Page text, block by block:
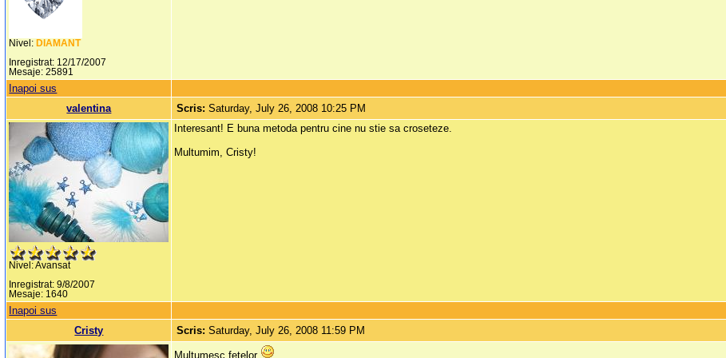
Nivel: DIAMANT
Inregistrat: 12/17/2007
Mesaje: 25891
Inapoi sus
valentina
Scris:Saturday, July 26, 2008 10:25 PM
Nivel: Avansat
Inregistrat: 9/8/2007
Mesaje: 1640
Interesant! E buna metoda pentru cine nu stie sa croseteze.
Multumim, Cristy!
Inapoi sus
Cristy
Scris:Saturday, July 26, 2008 11:59 PM
Multumesc fetelor